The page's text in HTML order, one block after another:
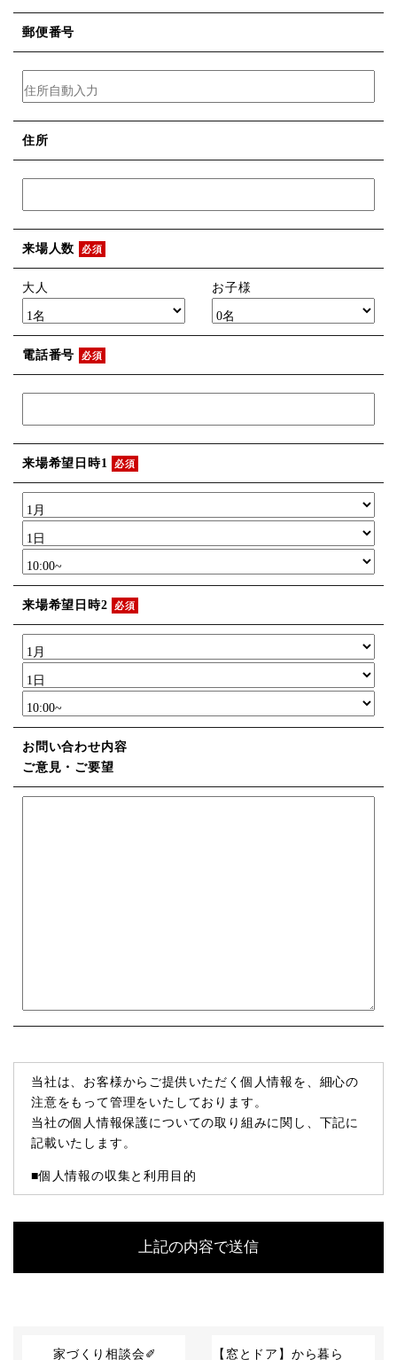
郵便番号
住所
来場人数 必須
大人 お子様
電話番号 必須
来場希望日時1 必須
来場希望日時2 必須
お問い合わせ内容
ご意見・ご要望
当社は、お客様からご提供いただく個人情報を、細心の
注意をもって管理をいたしております。
当社の個人情報保護についての取り組みに関し、下記に
記載いたします。
■個人情報の収集と利用目的
個人情報の収集を行います。
くため家づくり相談会✐
【窓とドア】から暮ら